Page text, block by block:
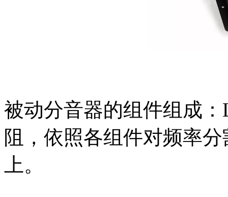
被动分音器的组件组成
阻，依照各组件对频率
上。